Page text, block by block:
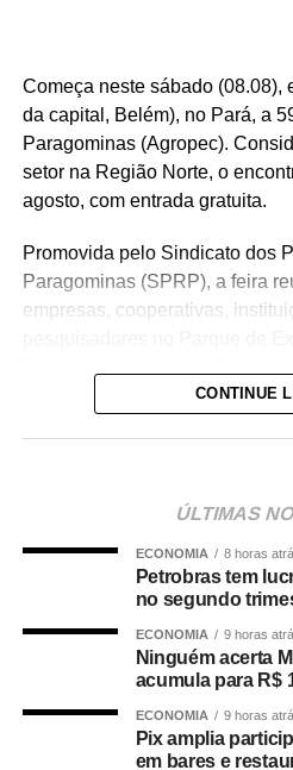
Começa neste sábado (08.08),
da capital, Belém), no Pará, a
Paragominas (Agropec).
setor na Região Norte, o
agosto, com entrada gratuita.
Promovida pelo Sindicato dos
Paragominas (SPRP), a feira
empresas, cooperativas,
leilões, palestras, provas
agricultura de precisão,
concentrará atividades
aquicultura, com soluções em
A pecuária terá exposição de
de relacionamento entre
interessadas em ampliar
CONTINUE
ÚLTIMAS
ECONOMIA 8 horas
Petrobras tem
no segundo
ECONOMIA 9 horas
Ninguém acerta
acumula para R$
ECONOMIA 9 horas
Pix amplia
em bares e